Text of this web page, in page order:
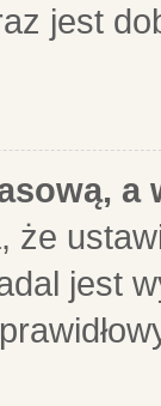
jest
że
jest